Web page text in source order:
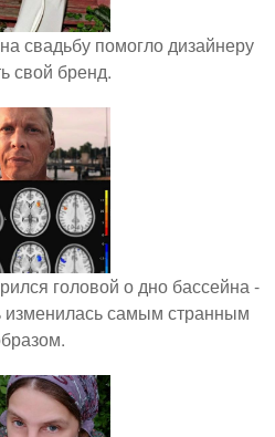
свадьбу помогло дизайнеру
свой бренд.
головой о дно бассейна -
изменилась самым странным